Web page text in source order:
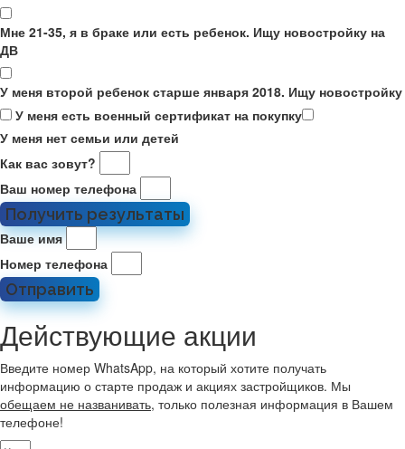
Мне 21-35, я в браке или есть ребенок. Ищу новостройку на
ДВ
У меня второй ребенок старше января 2018. Ищу новостройку
У меня есть военный сертификат на покупку
У меня нет семьи или детей
Как вас зовут?
Ваш номер телефона
Получить результаты
Ваше имя
Номер телефона
Отправить
Действующие акции
Введите номер WhatsApp, на который хотите получать
информацию о старте продаж и акциях застройщиков. Мы
обещаем не названивать, только полезная информация в Вашем
телефоне!